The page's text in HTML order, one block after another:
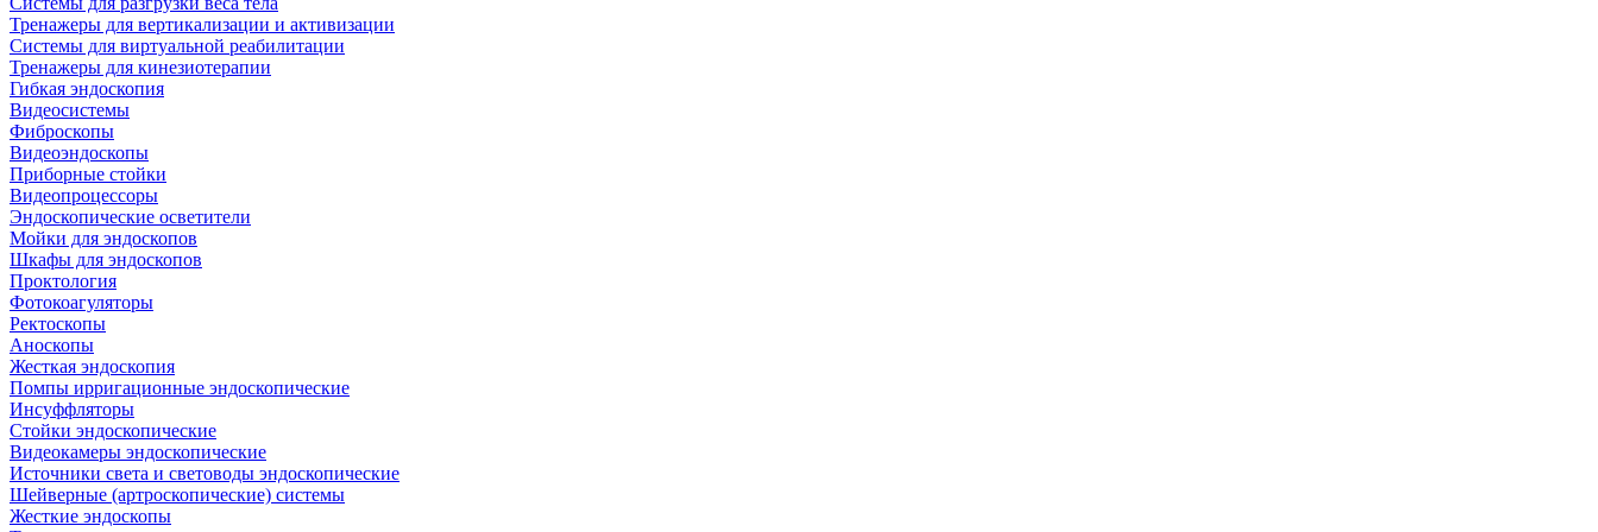
Тренажеры для вертикализации и активизации
Системы для виртуальной реабилитации
Тренажеры для кинезиотерапии
Гибкая эндоскопия
Видеосистемы
Фиброскопы
Видеоэндоскопы
Приборные стойки
Видеопроцессоры
Эндоскопические осветители
Мойки для эндоскопов
Шкафы для эндоскопов
Проктология
Фотокоагуляторы
Ректоскопы
Аноскопы
Жесткая эндоскопия
Помпы ирригационные эндоскопические
Инсуффляторы
Стойки эндоскопические
Видеокамеры эндоскопические
Источники света и световоды эндоскопические
Шейверные (артроскопические) системы
Жесткие эндоскопы